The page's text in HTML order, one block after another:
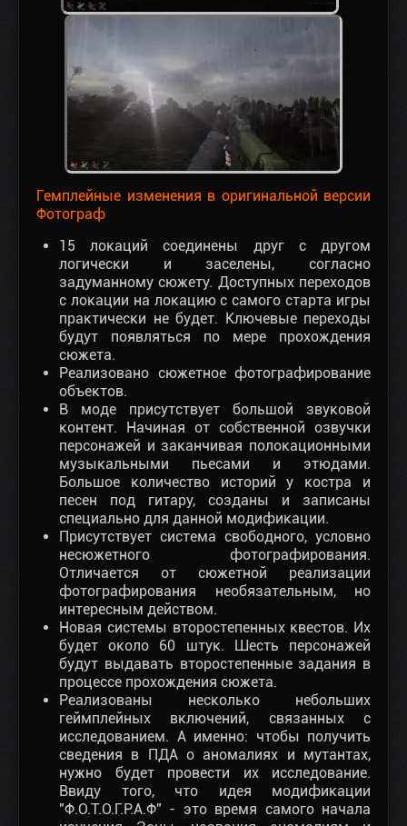
Гемплейные изменения в оригинальной версии
Фотограф
15 локаций соединены друг с другом
логически и заселены, согласно
задуманному сюжету. Доступных переходов
с локации на локацию с самого старта игры
практически не будет. Ключевые переходы
будут появляться по мере прохождения
сюжета.
Реализовано сюжетное фотографирование
объектов.
В моде присутствует большой звуковой
контент. Начиная от собственной озвучки
персонажей и заканчивая полокационными
музыкальными пьесами и этюдами.
Большое количество историй у костра и
песен под гитару, созданы и записаны
специально для данной модификации.
Присутствует система свободного, условно
несюжетного фотографирования.
Отличается от сюжетной реализации
фотографирования необязательным, но
интересным действом.
Новая системы второстепенных квестов. Их
будет около 60 штук. Шесть персонажей
будут выдавать второстепенные задания в
процессе прохождения сюжета.
Реализованы несколько небольших
геймплейных включений, связанных с
исследованием. А именно: чтобы получить
сведения в ПДА о аномалиях и мутантах,
нужно будет провести их исследование.
Ввиду того, что идея модификации
"Ф.О.Т.О.Г.Р.А.Ф" - это время самого начала